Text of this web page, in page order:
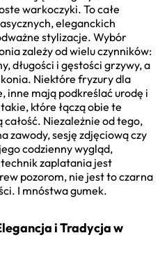
warkoczyki. To całe
eleganckich
stylizacje. Wybór
zależy od wielu czynników:
długości i gęstości grzywy, a
Niektóre fryzury dla
inne mają podkreślać urodę i
które łączą obie te
Niezależnie od tego,
zawody, sesję zdjęciową czy
codzienny wygląd,
zaplatania jest
pozorom, nie jest to czarna
I mnóstwa gumek.
i Tradycja w